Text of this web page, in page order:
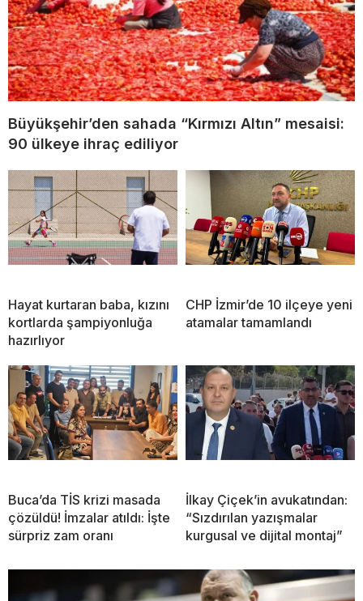
Büyükşehir’den sahada “Kırmızı Altın” mesaisi:
90 ülkeye ihraç ediliyor
Hayat kurtaran baba, kızını
kortlarda şampiyonluğa
hazırlıyor
CHP İzmir’de 10 ilçeye yeni
atamalar tamamlandı
Buca’da TİS krizi masada
çözüldü! İmzalar atıldı: İşte
sürpriz zam oranı
İlkay Çiçek’in avukatından:
“Sızdırılan yazışmalar
kurgusal ve dijital montaj”